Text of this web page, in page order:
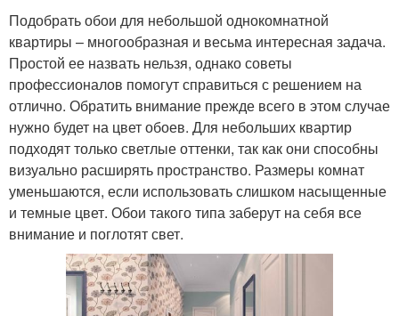
Подобрать обои для небольшой однокомнатной
квартиры – многообразная и весьма интересная задача.
Простой ее назвать нельзя, однако советы
профессионалов помогут справиться с решением на
отлично. Обратить внимание прежде всего в этом случае
нужно будет на цвет обоев. Для небольших квартир
подходят только светлые оттенки, так как они способны
визуально расширять пространство. Размеры комнат
уменьшаются, если использовать слишком насыщенные
и темные цвет. Обои такого типа заберут на себя все
внимание и поглотят свет.